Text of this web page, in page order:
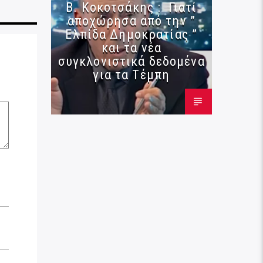
Β. Κοκοτσάκης : Γιατί
αποχώρησα από την ”
Ελπίδα Δημοκρατίας ”
και τα νέα
συγκλονιστικά δεδομένα
για τα Τέμπη